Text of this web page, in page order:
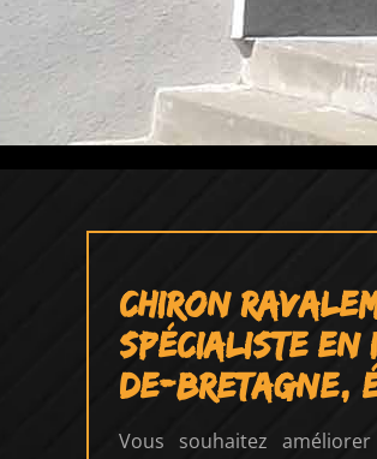
CHIRON
spécialiste en
de-Bretagne,
Vous souhaitez